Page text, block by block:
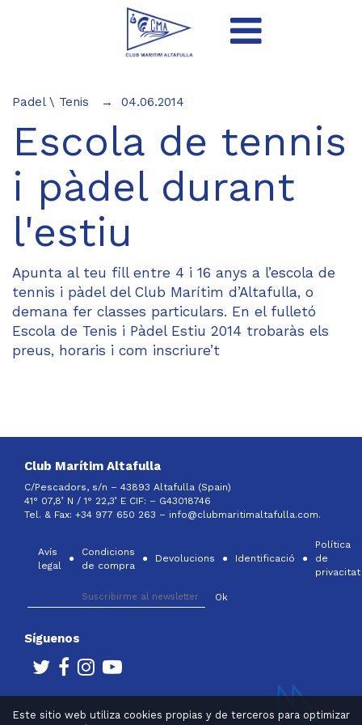
Este sitio web utiliza cookies propias y de terceros para optimizar
Padel\ Tenis 04.06.2014
Escola de tennis
i pàdel durant
l'estiu
Apunta al teu fill entre 4 i 16 anys a l’escola de
tennis i pàdel del Club Marítim d’Altafulla, o
demana fer classes particulars. En el fulletó
Escola de Tenis i Pàdel Estiu 2014 trobaràs els
preus, horaris i com inscriure’t
Club Marítim Altafulla
C/Pescadors, s/n – 43893 Altafulla (Spain)
41° 07,8’ N / 1° 22,3’ E CIF: – G43018746
Tel. & Fax: +34 977 650 263 – info@clubmaritimaltafulla.com.
Avís
legal
Condicions
de compra
Devolucions Identificació
Política
de
privacitat
Síguenos